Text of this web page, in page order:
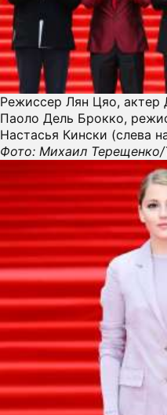
Режиссер Лян Цяо,
Паоло Дель Брокко,
Настасья Кински (слева
Фото: Михаил